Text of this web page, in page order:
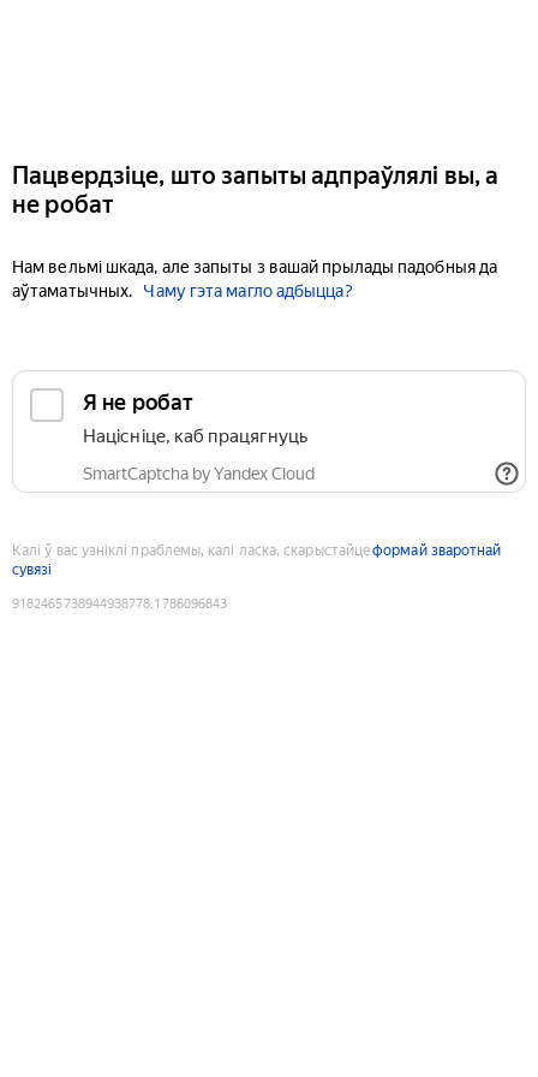
Пацвердзіце, што запыты адпраўлялі вы, а
не робат
Нам вельмі шкада, але запыты з вашай прылады падобныя да
аўтаматычных.
Чаму гэта магло адбыцца?
Я не робат
Націсніце, каб працягнуць
SmartCaptcha by Yandex Cloud
Калі ў вас узніклі праблемы, калі ласка, скарыстайцеформай зваротнай
сувязі
9182465738944938778:1786096843